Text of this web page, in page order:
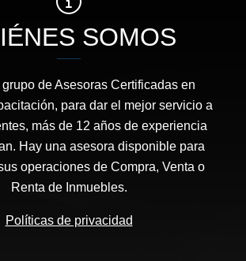
SOMOS
de Asesoras Certificadas en
para dar el mejor servicio a
más de 12 años de experiencia
Hay una asesora disponible para
operaciones de Compra, Venta o
Renta de Inmuebles.
Políticas de privacidad